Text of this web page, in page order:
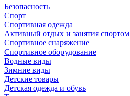
Безопасность
Спорт
Спортивная одежда
Активный отдых и занятия спортом
Спортивное снаряжение
Спортивное оборудование
Водные виды
Зимние виды
Детские товары
Детская одежда и обувь